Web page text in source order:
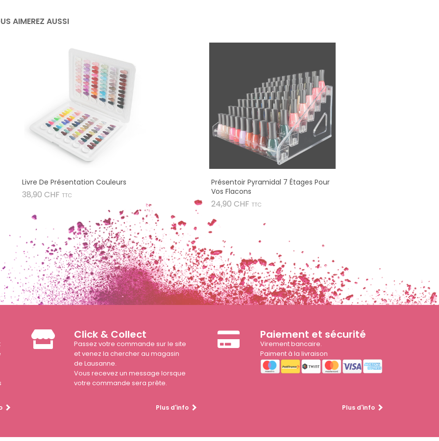
AIMEREZ AUSSI
Livre De Présentation Couleurs
38,90 CHF Prix
TTC
Présentoir Pyramidal 7 Étages Pour
Vos Flacons
24,90 CHF Prix
TTC
Click & Collect
Passez votre commande sur le site
et venez la chercher au magasin
de Lausanne.
Vous recevez un message lorsque
votre commande sera prête.
Plus d'info
Paiement et sécurité
Virement bancaire.
Paiment à la livraison
Plus d'info